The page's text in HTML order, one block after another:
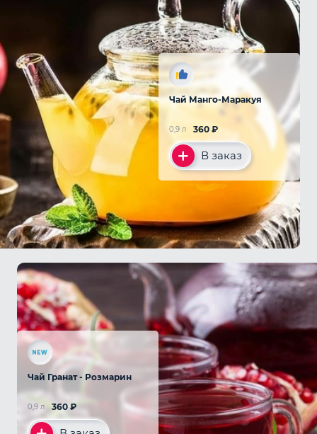
Чай Манго-Маракуя
360 ₽
0,9 л
В заказ
Чай Гранат - Розмарин
360 ₽
0,9 л